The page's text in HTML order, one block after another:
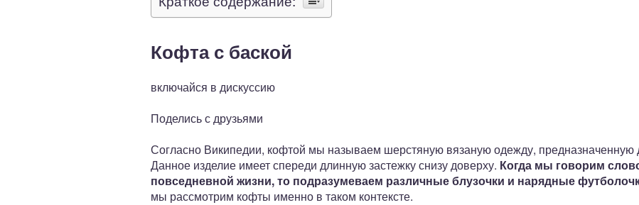
Кофта с баской
включайся в дискуссию
Поделись с друзьями
Согласно Википедии, кофтой мы называем шерстяную вязаную одежду, предназначенную
Данное изделие имеет спереди длинную застежку снизу доверху. Когда мы говорим
повседневной жизни, то подразумеваем различные блузочки и нарядные
мы рассмотрим кофты именно в таком контексте.